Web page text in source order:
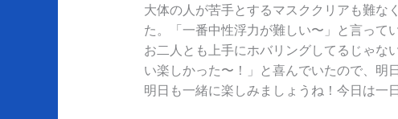
大体の人が苦手とするマスククリアも難な
た。「一番中性浮力が難しい〜」と言って
お二人とも上手にホバリングしてるじゃな
い楽しかった〜！」と喜んでいたので、明
明日も一緒に楽しみましょうね！今日は一